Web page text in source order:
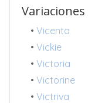
• Vicenta
• Vickie
• Victoria
• Victorine
• Victriva